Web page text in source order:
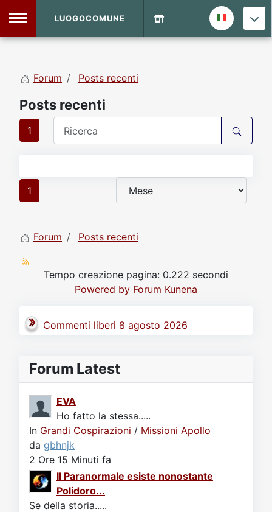
DVD Shop
Sito
Vecchio Sito
LUOGOCOMUNE
Forum Posts recenti
Posts recenti
1
1
Forum Posts recenti
Tempo creazione pagina: 0.222 secondi
Powered by Forum Kunena
Commenti liberi 8 agosto 2026
Forum Latest
EVA
Ho fatto la stessa.....
In Grandi Cospirazioni / Missioni Apollo
da gbhnjk
2 Ore 15 Minuti fa
Il Paranormale esiste nonostante
Polidoro...
Se della storia.....